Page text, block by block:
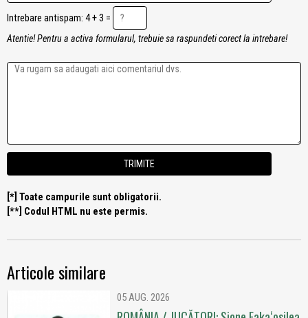
Intrebare antispam: 4 + 3 =
Atentie! Pentru a activa formularul, trebuie sa raspundeti corect la intrebare!
[*] Toate campurile sunt obligatorii.
[**] Codul HTML nu este permis.
Articole similare
05 AUG. 2026